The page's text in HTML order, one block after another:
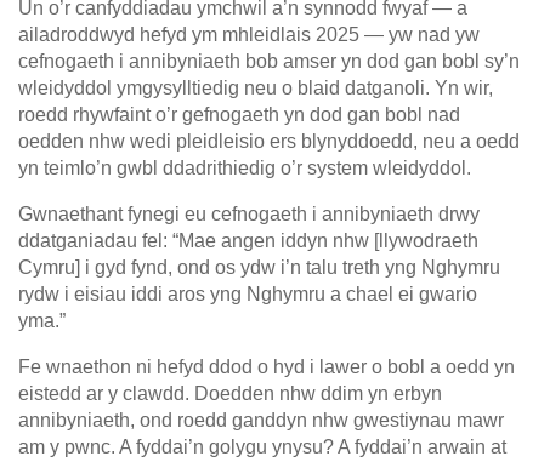
Un o’r canfyddiadau ymchwil a’n synnodd fwyaf — a
ailadroddwyd hefyd ym mhleidlais 2025 — yw nad yw
cefnogaeth i annibyniaeth bob amser yn dod gan bobl sy’n
wleidyddol ymgysylltiedig neu o blaid datganoli. Yn wir,
roedd rhywfaint o’r gefnogaeth yn dod gan bobl nad
oedden nhw wedi pleidleisio ers blynyddoedd, neu a oedd
yn teimlo’n gwbl ddadrithiedig o’r system wleidyddol.
Gwnaethant fynegi eu cefnogaeth i annibyniaeth drwy
ddatganiadau fel: “Mae angen iddyn nhw [llywodraeth
Cymru] i gyd fynd, ond os ydw i’n talu treth yng Nghymru
rydw i eisiau iddi aros yng Nghymru a chael ei gwario
yma.”
Fe wnaethon ni hefyd ddod o hyd i lawer o bobl a oedd yn
eistedd ar y clawdd. Doedden nhw ddim yn erbyn
annibyniaeth, ond roedd ganddyn nhw gwestiynau mawr
am y pwnc. A fyddai’n golygu ynysu? A fyddai’n arwain at